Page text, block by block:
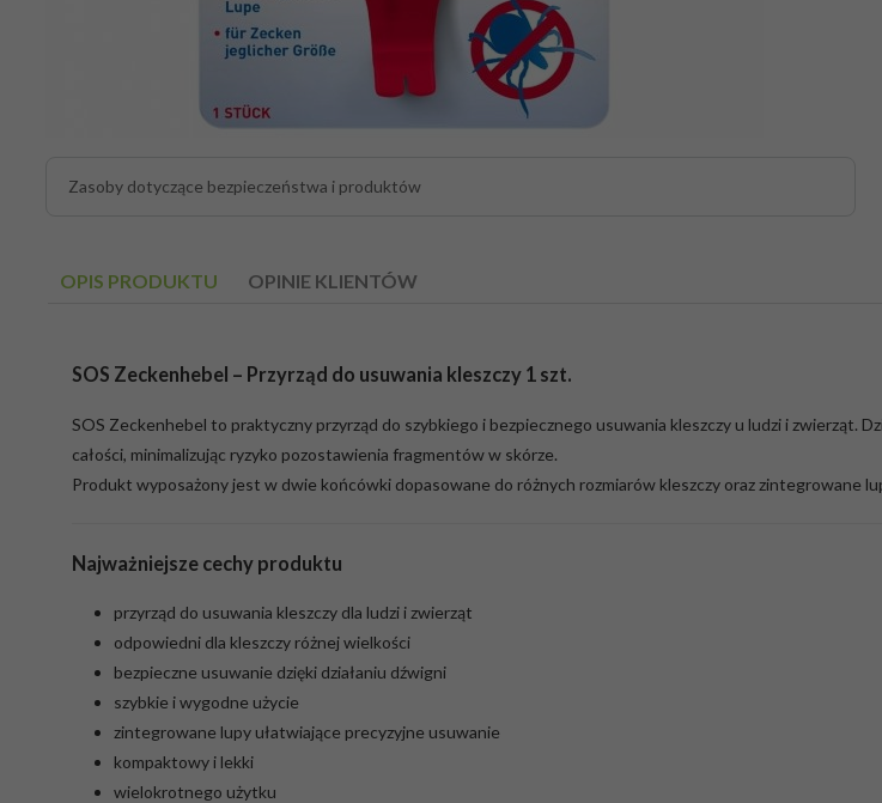
Zasoby dotyczące bezpieczeństwa i produktów
OPIS PRODUKTU OPINIE KLIENTÓW
SOS Zeckenhebel – Przyrząd do usuwania kleszczy 1 szt.
SOS Zeckenhebel to praktyczny przyrząd do szybkiego i bezpiecznego usuwania kleszczy u ludzi i zwierząt.
całości, minimalizując ryzyko pozostawienia fragmentów w skórze.
Produkt wyposażony jest w dwie końcówki dopasowane do różnych rozmiarów kleszczy oraz zintegrowane
Najważniejsze cechy produktu
przyrząd do usuwania kleszczy dla ludzi i zwierząt
odpowiedni dla kleszczy różnej wielkości
bezpieczne usuwanie dzięki działaniu dźwigni
szybkie i wygodne użycie
zintegrowane lupy ułatwiające precyzyjne usuwanie
kompaktowy i lekki
wielokrotnego użytku